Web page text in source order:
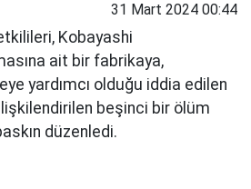
31 Mart 2024 00:44
Kobayashi
ait bir fabrikaya,
yardımcı olduğu iddia edilen
beşinci bir ölüm
düzenledi.